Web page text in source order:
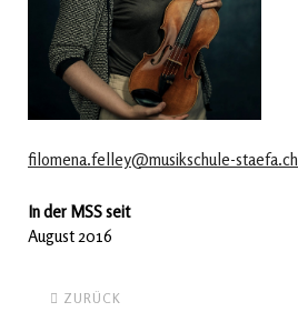
filomena.felley@musikschule-staefa.ch
In der MSS seit
August 2016
ZURÜCK